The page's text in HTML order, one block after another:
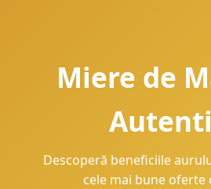
Miere de
Descoperă beneficiile
cele mai bune oferte